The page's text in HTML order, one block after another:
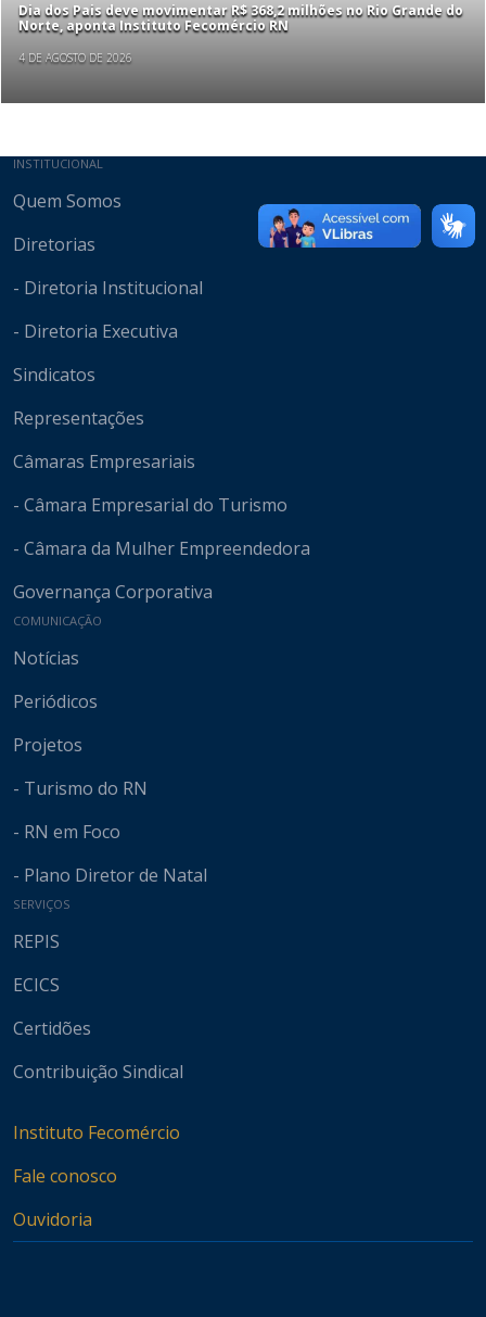
Dia dos Pais deve movimentar R$ 368,2 milhões no Rio Grande do
Norte, aponta Instituto Fecomércio RN
4 DE AGOSTO DE 2026
Mapa do site
INSTITUCIONAL
Quem Somos
Diretorias
- Diretoria Institucional
- Diretoria Executiva
Sindicatos
Representações
Câmaras Empresariais
- Câmara Empresarial do Turismo
- Câmara da Mulher Empreendedora
Governança Corporativa
COMUNICAÇÃO
Notícias
Periódicos
Projetos
- Turismo do RN
- RN em Foco
- Plano Diretor de Natal
SERVIÇOS
REPIS
ECICS
Certidões
Contribuição Sindical
Instituto Fecomércio
Fale conosco
Ouvidoria